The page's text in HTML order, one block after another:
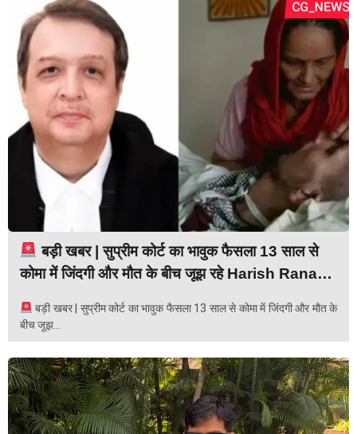
बड़ी खबर | सुप्रीम कोर्ट का भावुक फैसला 13 साल से
कोमा में जिंदगी और मौत के बीच जूझ रहे Harish Rana…
बड़ी खबर | सुप्रीम कोर्ट का भावुक फैसला 13 साल से कोमा में जिंदगी और मौत के
बीच जूझ...